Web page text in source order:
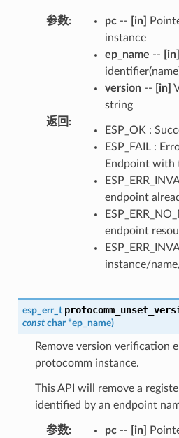
参数: pc-- [in]
instance
ep_name -- [in]
version-- [in]
string
返回 :
ESP_OK :
ESP_FAIL :
Endpoint with
endpoint
endpoint
instance/
esp_err_t
const char *ep_name)
Remove version verification
protocomm instance.
This API will remove a
identified by an endpoint
参数: pc-- [in]